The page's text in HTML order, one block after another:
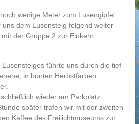
wenige Meter zum Lusengipfel
dem Lusensteig folgend weiter
der Gruppe 2 zur Einkehr
führte uns durch die tief
in bunten Herbstfarben
wieder am Parkplatz
später trafen wir mit der zweiten
Kaffee des Freilichtmuseums zur